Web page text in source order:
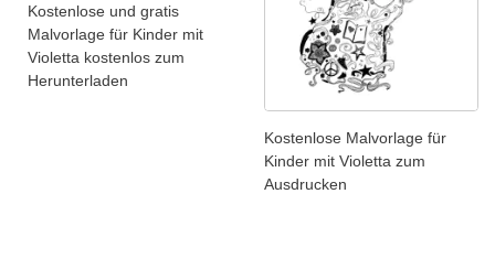
Kostenlose und gratis
Malvorlage für Kinder mit
Violetta kostenlos zum
Herunterladen
Kostenlose Malvorlage für
Kinder mit Violetta zum
Ausdrucken